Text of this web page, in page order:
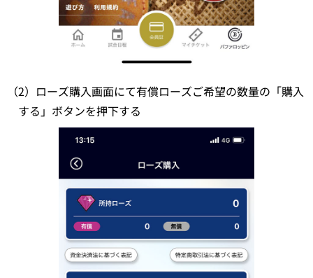
（2）ローズ購入画面にて有償ローズご希望の数量の「購入
する」ボタンを押下する